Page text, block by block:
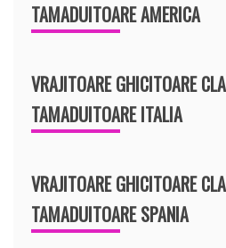
TAMADUITOARE AMERICA
VRAJITOARE GHICITOARE
TAMADUITOARE ITALIA
VRAJITOARE GHICITOARE
TAMADUITOARE SPANIA